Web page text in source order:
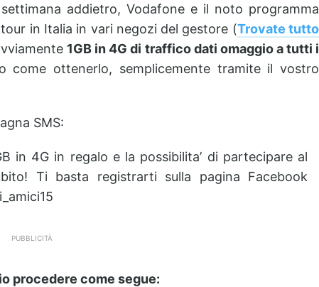
addietro, Vodafone e il noto programma
in Italia in vari negozi del gestore (Trovate tutto
1GB in 4G di traffico dati omaggio a tutti i
come ottenerlo, semplicemente tramite il vostro
SMS:
in 4G in regalo e la possibilita’ di partecipare al
Ti basta registrarti sulla pagina Facebook
PUBBLICITÀ
procedere come segue: